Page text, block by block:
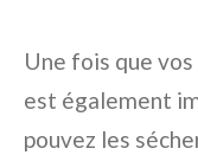
Une fois que
est également
pouvez les